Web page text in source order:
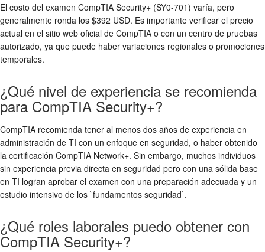
El costo del examen CompTIA Security+ (SY0-701) varía, pero
generalmente ronda los $392 USD. Es importante verificar el precio
actual en el sitio web oficial de CompTIA o con un centro de pruebas
autorizado, ya que puede haber variaciones regionales o promociones
temporales.
¿Qué nivel de experiencia se recomienda
para CompTIA Security+?
CompTIA recomienda tener al menos dos años de experiencia en
administración de TI con un enfoque en seguridad, o haber obtenido
la certificación CompTIA Network+. Sin embargo, muchos individuos
sin experiencia previa directa en seguridad pero con una sólida base
en TI logran aprobar el examen con una preparación adecuada y un
estudio intensivo de los `fundamentos seguridad`.
¿Qué roles laborales puedo obtener con
CompTIA Security+?